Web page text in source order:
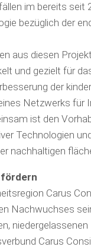
im bereits seit
bezüg­lich der
aus diesen
und gezielt für
der
Netzwerks
ist den
Technologien
nachhaltigen
fördern
Carus
Nachwuchses
Carus